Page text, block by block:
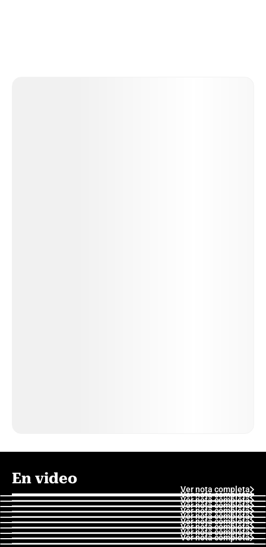
En video
Ver nota completa
Ver nota completa
Ver nota completa
Ver nota completa
Ver nota completa
Ver nota completa
Ver nota completa
Ver nota completa
Ver nota completa
Ver nota completa